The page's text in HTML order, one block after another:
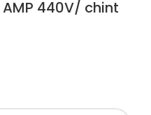
AMP 440V/ chint